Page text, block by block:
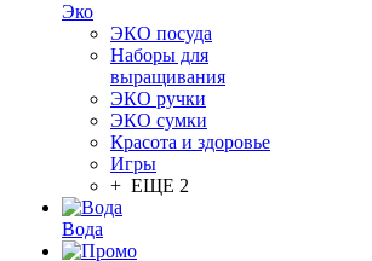
Эко
ЭКО посуда
Наборы для
выращивания
ЭКО ручки
ЭКО сумки
Красота и здоровье
Игры
+ ЕЩЕ 2
Вода